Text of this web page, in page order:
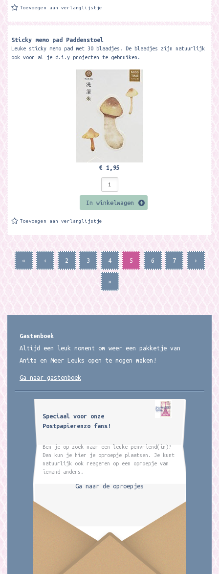
Toevoegen aan verlanglijstje
Sticky memo pad Paddenstoel
Leuke sticky memo pad met 30 blaadjes. De blaadjes zijn natuurlijk
ook voor al je d.i.y projecten te gebruiken.
€ 1,95
In winkelwagen
Toevoegen aan verlanglijstje
« ‹ 2 3 4 5 6 7 ›
»
Gastenboek
Altijd een leuk moment om weer een pakketje van
Anita en Meer Leuks open te mogen maken!
Ga naar gastenboek
Speciaal voor onze
Postpapierenzo fans!
Ben je op zoek naar een leuke penvriend(in)?
Dan kun je hier je oproepje plaatsen. Je kunt
natuurlijk ook reageren op een oproepje van
iemand anders.
Ga naar de oproepjes